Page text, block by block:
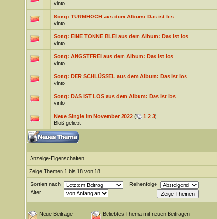
vinto
Song: TURMHOCH aus dem Album: Das ist los
vinto
Song: EINE TONNE BLEI aus dem Album: Das ist los
vinto
Song: ANGSTFREI aus dem Album: Das ist los
vinto
Song: DER SCHLÜSSEL aus dem Album: Das ist los
vinto
Song: DAS IST LOS aus dem Album: Das ist los
vinto
Neue Single im November 2022 ( 1 2 3)
Bloß geliebt
Anzeige-Eigenschaften
Zeige Themen 1 bis 18 von 18
Sortiert nach
Reihenfolge
Alter
Neue Beiträge
Beliebtes Thema mit neuen Beiträgen